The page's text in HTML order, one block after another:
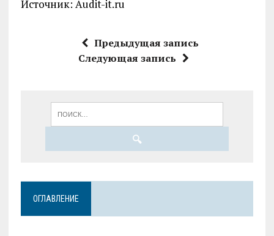
Источник: Audit-it.ru
Предыдущая запись
Следующая запись
ОГЛАВЛЕНИЕ